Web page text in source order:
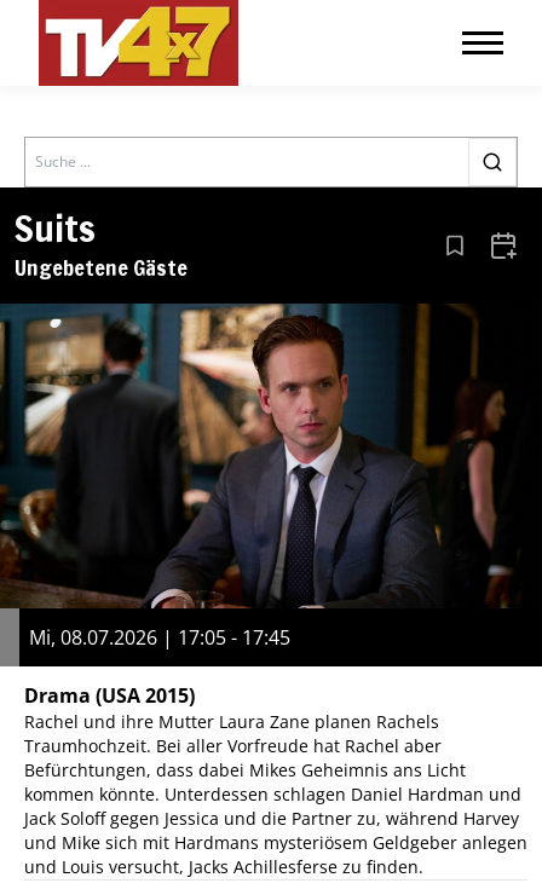
Search
Suits
Ungebetene Gäste Aus den
Mi, 08.07.2026 | 17:05 - 17:45
Drama (USA 2015)
Rachel und ihre Mutter Laura Zane planen Rachels
Traumhochzeit. Bei aller Vorfreude hat Rachel aber
Befürchtungen, dass dabei Mikes Geheimnis ans Licht
kommen könnte. Unterdessen schlagen Daniel Hardman und
Jack Soloff gegen Jessica und die Partner zu, während Harvey
und Mike sich mit Hardmans mysteriösem Geldgeber anlegen
und Louis versucht, Jacks Achillesferse zu finden.